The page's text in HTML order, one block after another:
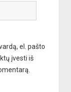
el. pašto
įvesti iš